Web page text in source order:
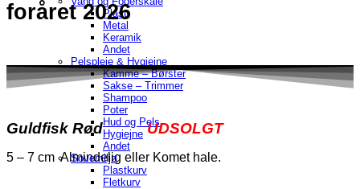
Plast
Metal
Keramik
Andet
Pelspleje & Hygiejne
Kamme – Børster
Sakse – Trimmer
Shampoo
Poter
Hud og Pels
Hygiejne
Andet
Sovemiljø
Plastkurv
Fletkurv
foråret 2026
Guldfisk RødUDSOLGT
5 – 7 cm Almindelig eller Komet hale.